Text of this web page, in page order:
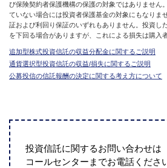
び保険契約者保護機構の保護の対象ではありません
ていない場合には投資者保護基金の対象にもなりま
証および利回り保証のいずれもありません。投資し
を下回る場合がありますが、これによる損失は購入
追加型株式投資信託の収益分配金に関するご説明
通貨選択型投資信託の収益/損失に関するご説明
公募投信の信託報酬の決定に関する考え方について
投資信託に関するお問い合わせは
コールセンターまでお電話くださ